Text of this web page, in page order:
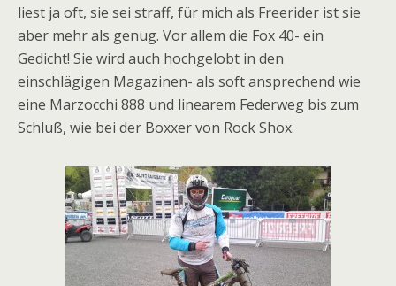
liest ja oft, sie sei straff, für mich als Freerider ist sie
aber mehr als genug. Vor allem die Fox 40- ein
Gedicht! Sie wird auch hochgelobt in den
einschlägigen Magazinen- als soft ansprechend wie
eine Marzocchi 888 und linearem Federweg bis zum
Schluß, wie bei der Boxxer von Rock Shox.